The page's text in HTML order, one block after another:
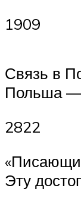
1909
Связь в
Польша —
2822
Эту